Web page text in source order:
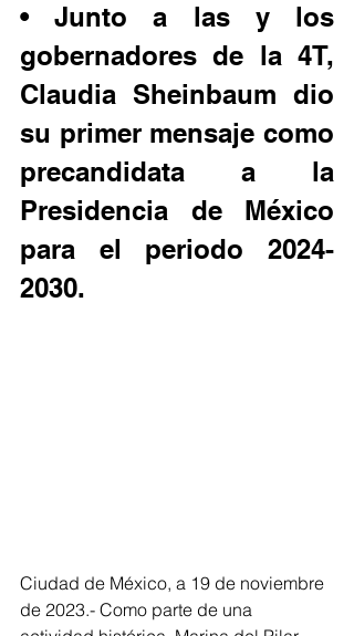
• Junto a las y los
gobernadores de la 4T,
Claudia Sheinbaum dio
su primer mensaje como
precandidata a la
Presidencia de México
para el periodo 2024-
2030.
Ciudad de México, a 19 de noviembre
de 2023.- Como parte de una